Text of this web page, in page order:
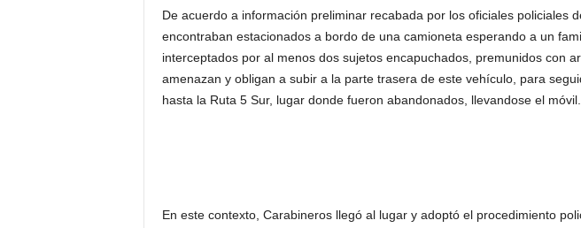
De acuerdo a información preliminar recabada por los oficiales policiales
encontraban estacionados a bordo de una camioneta esperando a un
interceptados por al menos dos sujetos encapuchados, premunidos con
amenazan y obligan a subir a la parte trasera de este vehículo, para
hasta la Ruta 5 Sur, lugar donde fueron abandonados, llevandose el móvil.
En este contexto, Carabineros llegó al lugar y adoptó el procedimiento